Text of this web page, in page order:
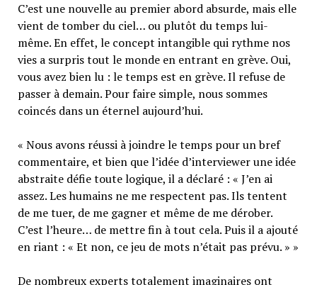
C’est une nouvelle au premier abord absurde, mais elle
vient de tomber du ciel… ou plutôt du temps lui-
même. En effet, le concept intangible qui rythme nos
vies a surpris tout le monde en entrant en grève. Oui,
vous avez bien lu : le temps est en grève. Il refuse de
passer à demain. Pour faire simple, nous sommes
coincés dans un éternel aujourd’hui.
« Nous avons réussi à joindre le temps pour un bref
commentaire, et bien que l’idée d’interviewer une idée
abstraite défie toute logique, il a déclaré : « J’en ai
assez. Les humains ne me respectent pas. Ils tentent
de me tuer, de me gagner et même de me dérober.
C’est l’heure… de mettre fin à tout cela. Puis il a ajouté
en riant : « Et non, ce jeu de mots n’était pas prévu. » »
De nombreux experts totalement imaginaires ont